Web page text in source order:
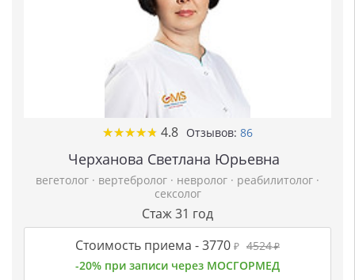
★★★★★
★★★★★ 4.8 Отзывов: 86
Черханова Светлана Юрьевна
вегетолог · вертебролог · невролог · реабилитолог ·
сексолог
Стаж 31 год
Стоимость приема -3770 ₽ 4524₽
-20% при записи через МОСГОРМЕД